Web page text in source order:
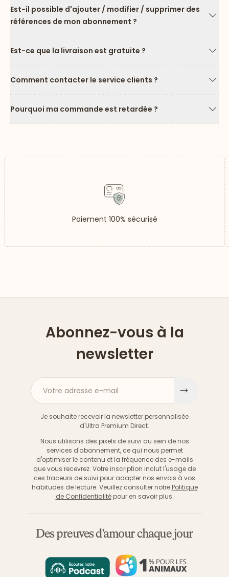
Est-il possible d'ajouter / modifier / supprimer des
références de mon abonnement ?
Est-ce que la livraison est gratuite ?
Comment contacter le service clients ?
Pourquoi ma commande est retardée ?
Paiement 100% sécurisé
Abonnez-vous à la
newsletter
Votre adresse e-mail
Je souhaite recevoir la newsletter personnalisée
d'Ultra Premium Direct.
Nous utilisons des pixels de suivi au sein de nos
services d'abonnement, ce qui nous permet
d'optimiser le contenu et la fréquence des e-mails
que vous recevrez. Votre inscription inclut l'usage de
ces traceurs de suivi pour adapter nos envois à vos
habitudes de lecture. Veuillez consulter notre Politique
de Confidentialitépour en savoir plus.
Des preuves d'amour chaque jour